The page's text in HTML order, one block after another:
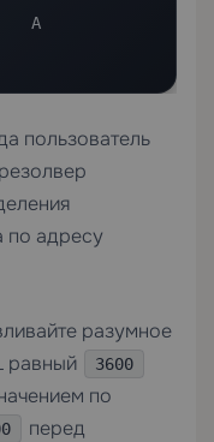
A
пользователь
по адресу
разумное
равный 3600
по
перед